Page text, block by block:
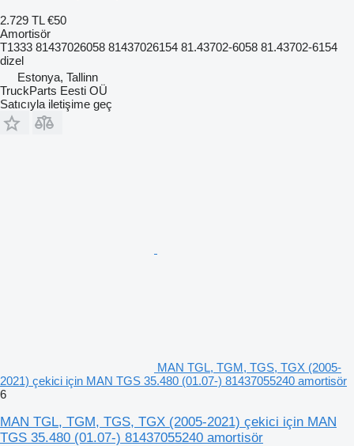
2.729 TL €50
Amortisör
T1333 81437026058 81437026154 81.43702-6058 81.43702-6154
dizel
Estonya, Tallinn
TruckParts Eesti OÜ
Satıcıyla iletişime geç
MAN TGL, TGM, TGS, TGX (2005-
2021) çekici için MAN TGS 35.480 (01.07-) 81437055240 amortisör
6
MAN TGL, TGM, TGS, TGX (2005-2021) çekici için MAN
TGS 35.480 (01.07-) 81437055240 amortisör